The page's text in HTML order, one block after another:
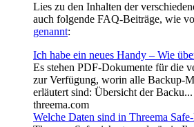
Lies zu den Inhalten der
auch folgende FAQ-Beiträge, wie
genannt:
Ich habe ein neues Handy ­– Wie
Es stehen PDF-Dokumente für die
zur Verfügung, worin alle Backup-
erläutert sind: Übersicht der Backu...
threema.com
Welche Daten sind in Threema